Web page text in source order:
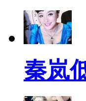
秦岚